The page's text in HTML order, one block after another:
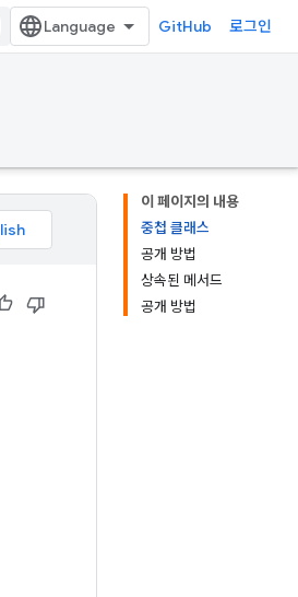
GitHub 로그인
이 페이지의 내용
중첩 클래스
공개 방법
상속된 메서드
공개 방법